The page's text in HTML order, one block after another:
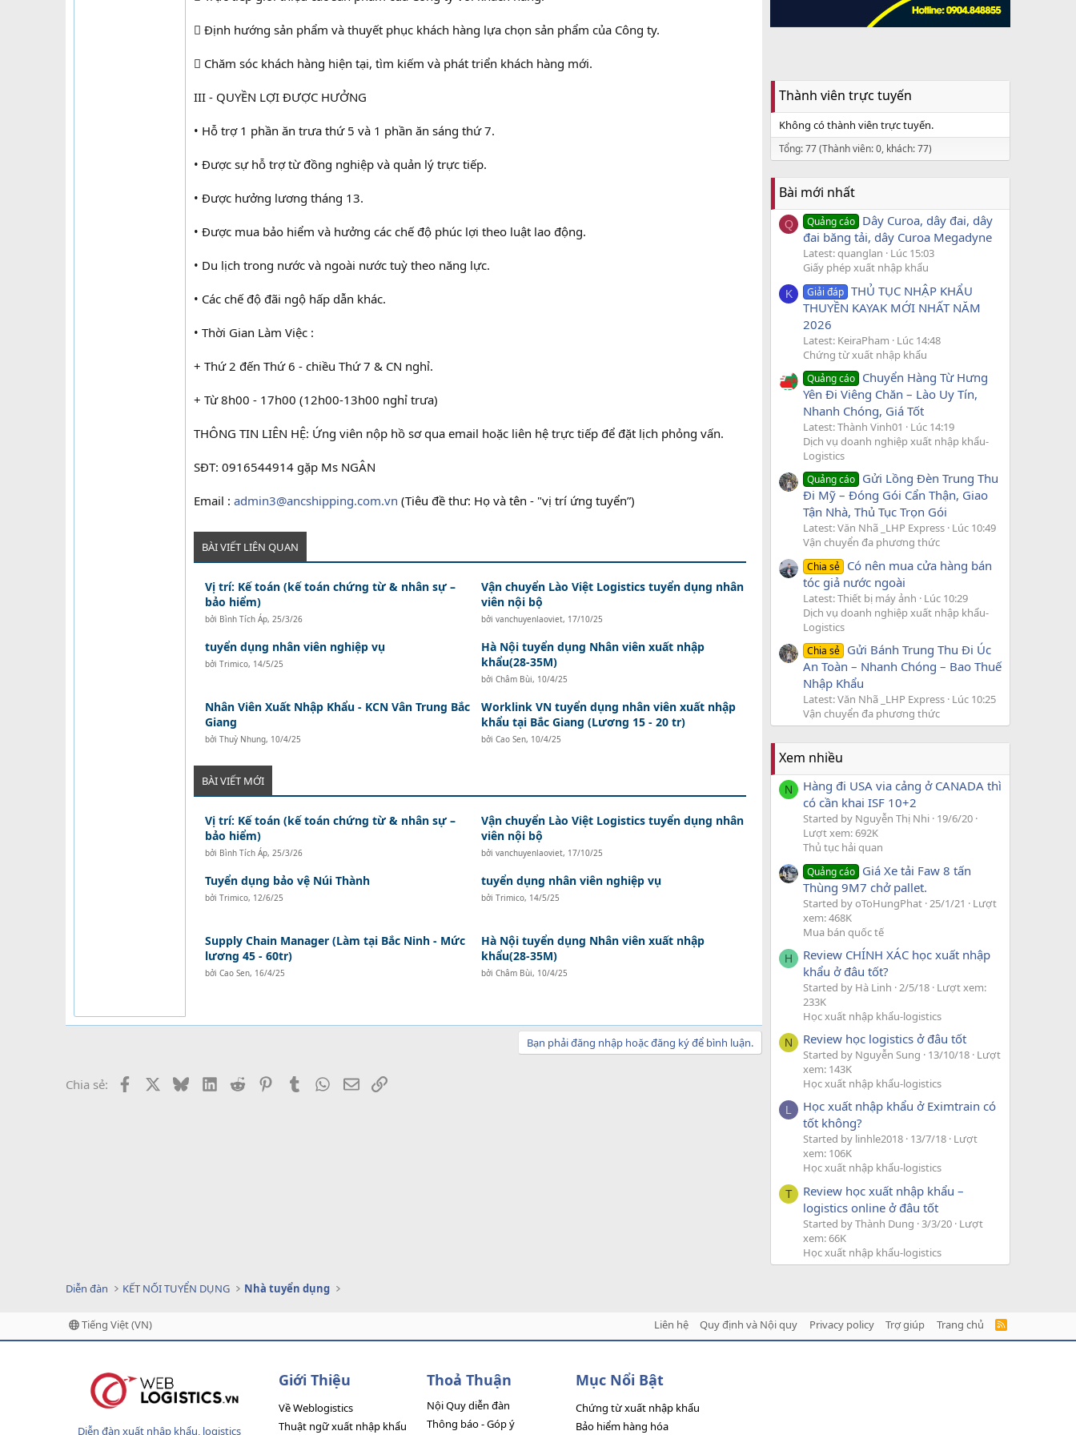
 Định hướng sản phẩm và thuyết phục khách hàng lựa chọn sản phẩm của Công ty.
 Chăm sóc khách hàng hiện tại, tìm kiếm và phát triển khách hàng mới.
III - QUYỀN LỢI ĐƯỢC HƯỞNG
• Hỗ trợ 1 phần ăn trưa thứ 5 và 1 phần ăn sáng thứ 7.
• Được sự hỗ trợ từ đồng nghiệp và quản lý trực tiếp.
• Được hưởng lương tháng 13.
• Được mua bảo hiểm và hưởng các chế độ phúc lợi theo luật lao động.
• Du lịch trong nước và ngoài nước tuỳ theo năng lực.
• Các chế độ đãi ngộ hấp dẫn khác.
• Thời Gian Làm Việc :
+ Thứ 2 đến Thứ 6 - chiều Thứ 7 & CN nghỉ.
+ Từ 8h00 - 17h00 (12h00-13h00 nghỉ trưa)
THÔNG TIN LIÊN HỆ: Ứng viên nộp hồ sơ qua email hoặc liên hệ trực tiếp để đặt lịch phỏng vấn.
SĐT: 0916544914 gặp Ms NGÂN
Email : admin3@ancshipping.com.vn (Tiêu đề thư: Họ và tên - "vị trí ứng tuyển”)
BÀI VIẾT LIÊN QUAN
Vị trí: Kế toán (kế toán chứng từ & nhân sự –
bảo hiểm)
bởi Bình Tích Áp, 25/3/26
Vận chuyển Lào Việt Logistics tuyển dụng nhân
viên nội bộ
bởi vanchuyenlaoviet, 17/10/25
tuyển dụng nhân viên nghiệp vụ
bởi Trimico, 14/5/25
Hà Nội tuyển dụng Nhân viên xuất nhập
khẩu(28-35M)
bởi Châm Bùi, 10/4/25
Nhân Viên Xuất Nhập Khẩu - KCN Vân Trung Bắc
Giang
bởi Thuỳ Nhung, 10/4/25
Worklink VN tuyển dụng nhân viên xuất nhập
khẩu tại Bắc Giang (Lương 15 - 20 tr)
bởi Cao Sen, 10/4/25
BÀI VIẾT MỚI
Vị trí: Kế toán (kế toán chứng từ & nhân sự –
bảo hiểm)
bởi Bình Tích Áp, 25/3/26
Vận chuyển Lào Việt Logistics tuyển dụng nhân
viên nội bộ
bởi vanchuyenlaoviet, 17/10/25
Tuyển dụng bảo vệ Núi Thành
bởi Trimico, 12/6/25
tuyển dụng nhân viên nghiệp vụ
bởi Trimico, 14/5/25
Supply Chain Manager (Làm tại Bắc Ninh - Mức
lương 45 - 60tr)
bởi Cao Sen, 16/4/25
Hà Nội tuyển dụng Nhân viên xuất nhập
khẩu(28-35M)
bởi Châm Bùi, 10/4/25
Bạn phải đăng nhập hoặc đăng ký để bình luận.
Chia sẻ: Facebook BlueskyLinkedIn
Reddit PinterestTumblr WhatsApp
EmailLink
Thành viên trực tuyến
Không có thành viên trực tuyến.
Tổng: 77 (Thành viên: 0, khách: 77)
Bài mới nhất
Q Quảng cáo Dây Curoa, dây đai, dây
đai băng tải, dây Curoa Megadyne
Latest: quanglan
Lúc 15:03
Giấy phép xuất nhập khẩu
K Giải đáp THỦ TỤC NHẬP KHẨU
THUYỀN KAYAK MỚI NHẤT NĂM
2026
Latest: KeiraPham
Lúc 14:48
Chứng từ xuất nhập khẩu
Quảng cáo Chuyển Hàng Từ Hưng
Yên Đi Viêng Chăn – Lào Uy Tín,
Nhanh Chóng, Giá Tốt
Latest: Thành Vinh01
Lúc 14:19
Dịch vụ doanh nghiệp xuất nhập khẩu-
Logistics
Quảng cáo Gửi Lồng Đèn Trung Thu
Đi Mỹ – Đóng Gói Cẩn Thận, Giao
Tận Nhà, Thủ Tục Trọn Gói
Latest: Văn Nhã _LHP Express Lúc 10:49
Vận chuyển đa phương thức
Chia sẻ Có nên mua cửa hàng bán
tóc giả nước ngoài
Latest: Thiết bị máy ảnh
Lúc 10:29
Dịch vụ doanh nghiệp xuất nhập khẩu-
Logistics
Chia sẻ Gửi Bánh Trung Thu Đi Úc
An Toàn – Nhanh Chóng – Bao Thuế
Nhập Khẩu
Latest: Văn Nhã _LHP Express Lúc 10:25
Vận chuyển đa phương thức
Xem nhiều
N
Hàng đi USA via cảng ở CANADA thì
có cần khai ISF 10+2
Started by Nguyễn Thị Nhi 19/6/20
Lượt xem: 692K
Thủ tục hải quan
Quảng cáo Giá Xe tải Faw 8 tấn
Thùng 9M7 chở pallet.
Started by oToHungPhat 25/1/21
Lượt
xem: 468K
Mua bán quốc tế
H
Review CHÍNH XÁC học xuất nhập
khẩu ở đâu tốt?
Started by Hà Linh 2/5/18 Lượt xem:
233K
Học xuất nhập khẩu-logistics
N Review học logistics ở đâu tốt
Started by Nguyễn Sung 13/10/18 Lượt
xem: 143K
Học xuất nhập khẩu-logistics
L
Học xuất nhập khẩu ở Eximtrain có
tốt không?
Started by linhle2018 13/7/18 Lượt
xem: 106K
Học xuất nhập khẩu-logistics
T
Review học xuất nhập khẩu –
logistics online ở đâu tốt
Started by Thành Dung 3/3/20 Lượt
xem: 66K
Học xuất nhập khẩu-logistics
Diễn đàn KẾT NỐI TUYỂN DỤNG Nhà tuyển dụng
Tiếng Việt (VN) Liên hệ Quy định và Nội quy Privacy policy Trợ giúp Trang chủ
R
Diễn đàn xuất nhập khẩu, logistics
Giới Thiệu
Về Weblogistics
Thuật ngữ xuất nhập khẩu
Thoả Thuận
Nội Quy diễn đàn
Thông báo - Góp ý
Mục Nổi Bật
Chứng từ xuất nhập khẩu
Bảo hiểm hàng hóa